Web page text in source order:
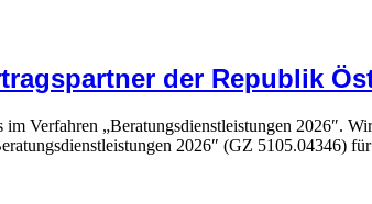
der Republik
Verfahren „Beratungsdienstleistungen 2026″.
2026″ (GZ 5105.04346)